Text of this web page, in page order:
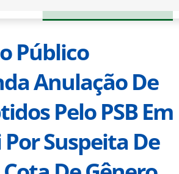
Público
Anulação De
Pelo PSB Em
Suspeita De